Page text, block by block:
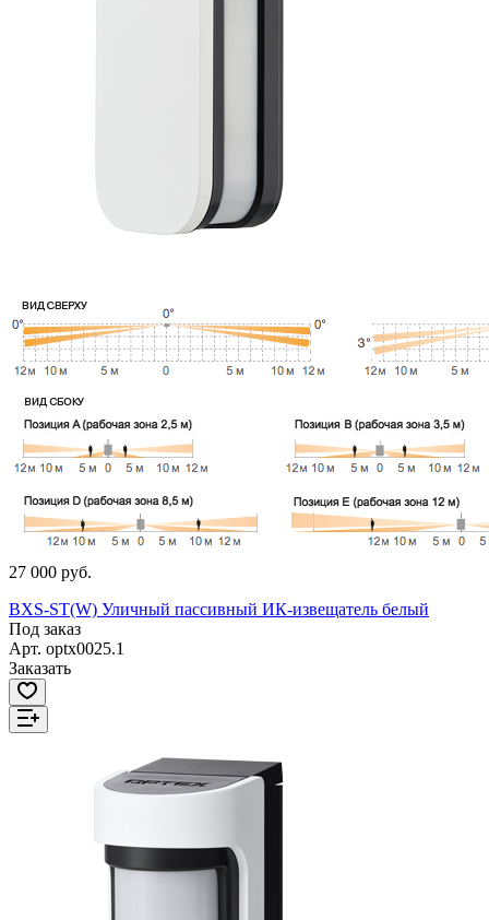
27 000 руб.
BXS-ST(W) Уличный пассивный ИК-извещатель белый
Под заказ
Арт. optx0025.1
Заказать